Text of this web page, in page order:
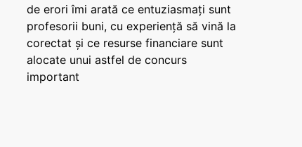
de erori îmi arată ce entuziasmați sunt
profesorii buni, cu experiență să vină la
corectat și ce resurse financiare sunt
alocate unui astfel de concurs
important